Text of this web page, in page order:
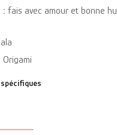
: fais avec amour et bonne
Origami